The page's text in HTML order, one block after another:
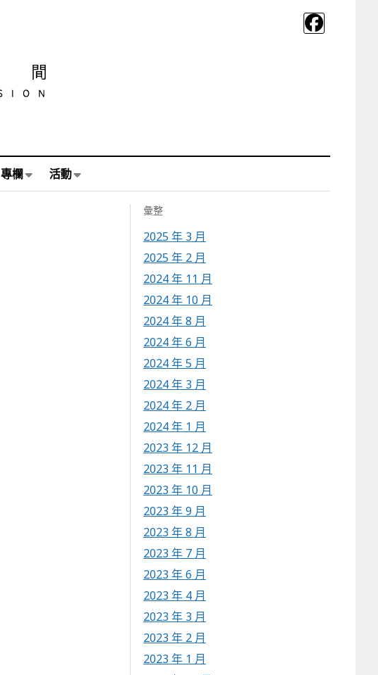
專欄 活動
彙整
2025 年 3 月
2025 年 2 月
2024 年 11 月
2024 年 10 月
2024 年 8 月
2024 年 6 月
2024 年 5 月
2024 年 3 月
2024 年 2 月
2024 年 1 月
2023 年 12 月
2023 年 11 月
2023 年 10 月
2023 年 9 月
2023 年 8 月
2023 年 7 月
2023 年 6 月
2023 年 4 月
2023 年 3 月
2023 年 2 月
2023 年 1 月